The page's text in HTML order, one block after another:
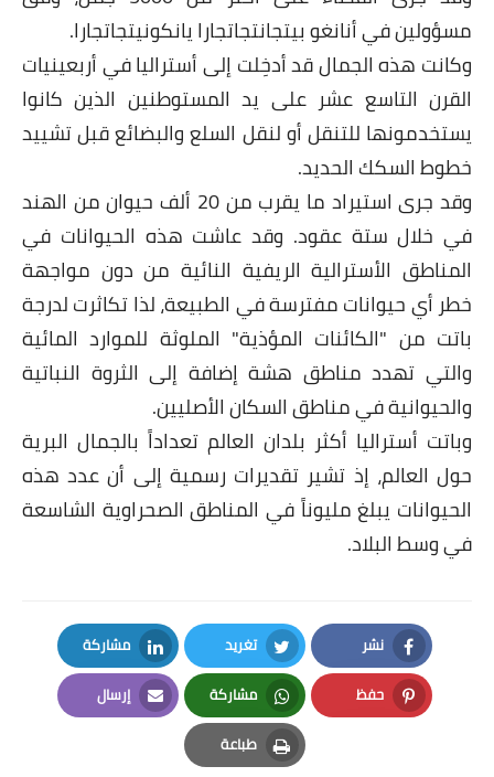
مسؤولين في أنانغو بيتجانتجاتجارا يانكونيتجاتجارا.
وكانت هذه الجمال قد أدخِلت إلى أستراليا في أربعينيات
القرن التاسع عشر على يد المستوطنين الذين كانوا
يستخدمونها للتنقل أو لنقل السلع والبضائع قبل تشييد
خطوط السكك الحديد.
وقد جرى استيراد ما يقرب من 20 ألف حيوان من الهند
في خلال ستة عقود. وقد عاشت هذه الحيوانات في
المناطق الأسترالية الريفية النائية من دون مواجهة
خطر أي حيوانات مفترسة في الطبيعة، لذا تكاثرت لدرجة
باتت من "الكائنات المؤذية" الملوثة للموارد المائية
والتي تهدد مناطق هشة إضافة إلى الثروة النباتية
والحيوانية في مناطق السكان الأصليين.
وباتت أستراليا أكثر بلدان العالم تعداداً بالجمال البرية
حول العالم، إذ تشير تقديرات رسمية إلى أن عدد هذه
الحيوانات يبلغ مليوناً في المناطق الصحراوية الشاسعة
في وسط البلاد.
نشر
Facebook
تغريد
Twitter
مشاركة
LinkedIn
حفظ
Pinterest
مشاركة
Whatsapp
إرسال
Email
طباعة